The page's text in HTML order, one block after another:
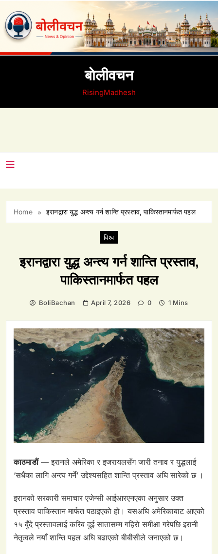
content
बाेलीवचन
RisingMadhesh
Home इरानद्वारा युद्ध अन्त्य गर्न शान्ति प्रस्ताव, पाकिस्तानमार्फत पहल
विश्व
इरानद्वारा युद्ध अन्त्य गर्न शान्ति प्रस्ताव,
पाकिस्तानमार्फत पहल
BoliBachan April 7, 2026 0 1 Mins
काठमाडौं— इरानले अमेरिका र इजरायलसँग जारी तनाव र युद्धलाई
‘सधैंका लागि अन्त्य गर्ने’ उद्देश्यसहित शान्ति प्रस्ताव अघि सारेको छ ।
इरानको सरकारी समाचार एजेन्सी आईआरएनएका अनुसार उक्त
प्रस्ताव पाकिस्तान मार्फत पठाइएको हो। यसअघि अमेरिकाबाट आएको
१५ बुँदे प्रस्तावलाई करिब दुई सातासम्म गहिरो समीक्षा गरेपछि इरानी
नेतृत्वले नयाँ शान्ति पहल अघि बढाएको बीबीसीले जनाएको छ।